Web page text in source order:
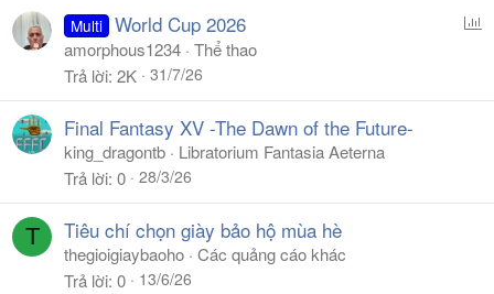
l
Multi World Cup 2026
amorphous1234 Thể thao
Trả lời 2K 31/7/26
Final Fantasy XV -The Dawn of the Future-
king_dragontb
Libratorium Fantasia Aeterna
Trả lời 0 28/3/26
T Tiêu chí chọn giày bảo hộ mùa hè
thegioigiaybaoho Các quảng cáo khác
Trả lời 0 13/6/26